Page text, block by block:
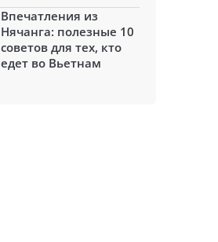
Впечатления из
Нячанга: полезные 10
советов для тех, кто
едет во Вьетнам